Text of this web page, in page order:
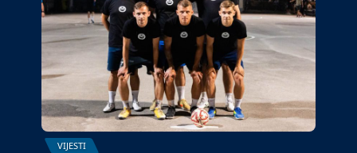
VIJESTI